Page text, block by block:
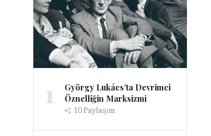
1
György Lukács’ta Devrimci
Öznelliğin Marksizmi
10Paylaşım